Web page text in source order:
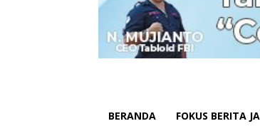
BERANDA FOKUS BERITA